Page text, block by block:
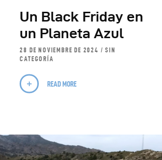
Un Black Friday en
un Planeta Azul
28 DE NOVIEMBRE DE 2024
SIN
CATEGORÍA
READ MORE